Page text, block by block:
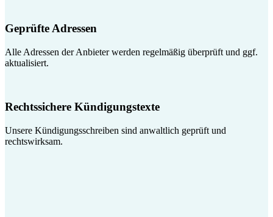
Geprüfte Adressen
Alle Adressen der Anbieter werden regelmäßig überprüft und ggf.
aktualisiert.
Rechtssichere Kündigungstexte
Unsere Kündigungsschreiben sind anwaltlich geprüft und
rechtswirksam.